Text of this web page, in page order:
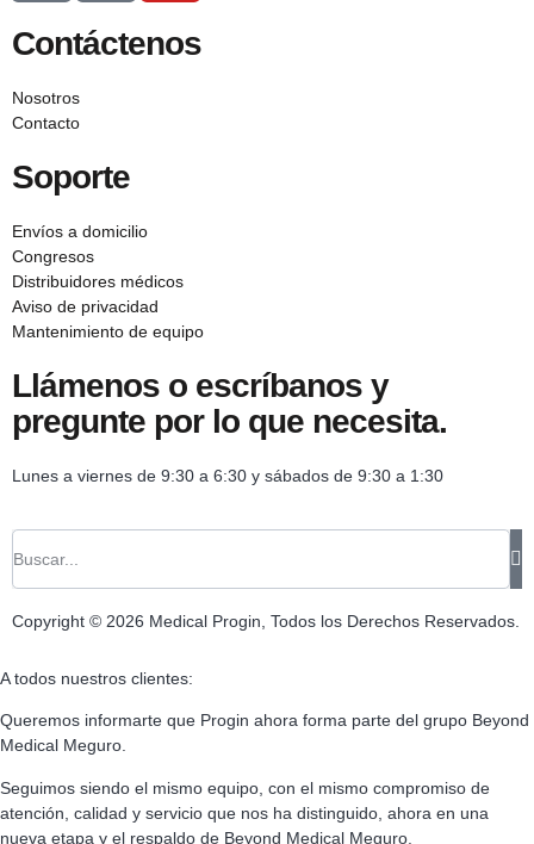
Contáctenos
Nosotros
Contacto
Soporte
Envíos a domicilio
Congresos
Distribuidores médicos
Aviso de privacidad
Mantenimiento de equipo
Llámenos o escríbanos y
pregunte por lo que necesita.
Lunes a viernes de 9:30 a 6:30 y sábados de 9:30 a 1:30
Copyright © 2026 Medical Progin, Todos los Derechos Reservados.
A todos nuestros clientes:
Queremos informarte que Progin ahora forma parte del grupo Beyond
Medical Meguro.
Seguimos siendo el mismo equipo, con el mismo compromiso de
atención, calidad y servicio que nos ha distinguido, ahora en una
nueva etapa y el respaldo de Beyond Medical Meguro.